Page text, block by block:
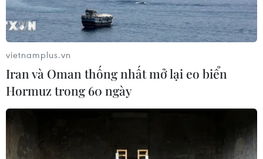
Ngân hàng Nhà nước thông báo sẽ tổ chức phiên
đấu thầu vàng vào 9 giờ sáng ngày 23/4, khối
lượng vàng miếng dự kiến đấu thầu là 16.800
lượng, giá tham chiếu là 80,7 triệu đồng/lượng.
vietnamplus.vn
Iran và Oman thống nhất mở lại eo biển
Hormuz trong 60 ngày